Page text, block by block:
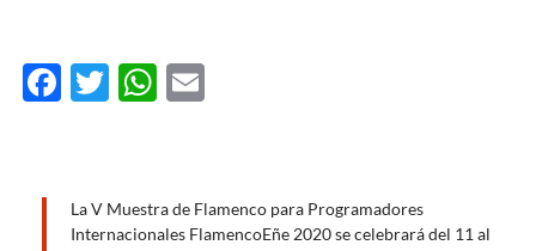
F
b
o
T
er
W
s
A
La V Muestra de Flamenco para Programadores
Internacionales FlamencoEñe 2020 se celebrará del 11 al